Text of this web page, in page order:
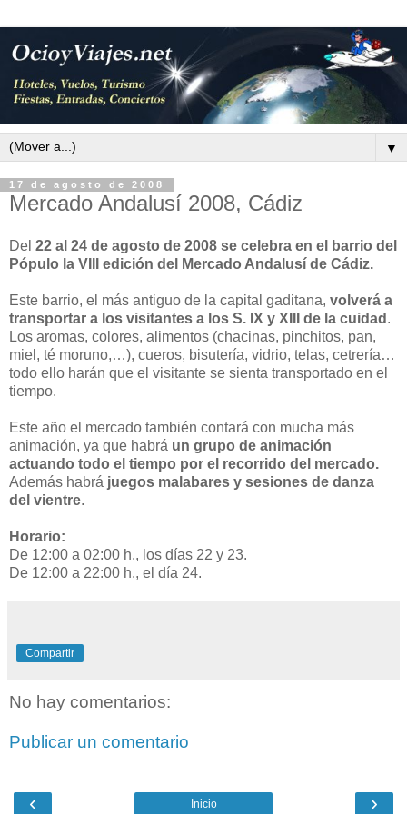
▼
17 de agosto de 2008
Mercado Andalusí 2008, Cádiz
Del 22 al 24 de agosto de 2008 se celebra en el barrio del
Pópulo la VIII edición del Mercado Andalusí de Cádiz.
Este barrio, el más antiguo de la capital gaditana, volverá a
transportar a los visitantes a los S. IX y XIII de la cuidad .
Los aromas, colores, alimentos (chacinas, pinchitos, pan,
miel, té moruno,…), cueros, bisutería, vidrio, telas, cetrería…
todo ello harán que el visitante se sienta transportado en el
tiempo.
Este año el mercado también contará con mucha más
animación, ya que habrá un grupo de animación
actuando todo el tiempo por el recorrido del mercado.
Además habrá juegos malabares y sesiones de danza
del vientre.
Horario:
De 12:00 a 02:00 h., los días 22 y 23.
De 12:00 a 22:00 h., el día 24.
Compartir
No hay comentarios:
Publicar un comentario
‹ ›
Inicio